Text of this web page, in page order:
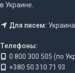
в Украине.
Для писем:
Телефоны:
0 800 300 505 (по
+380 50 310 71 93